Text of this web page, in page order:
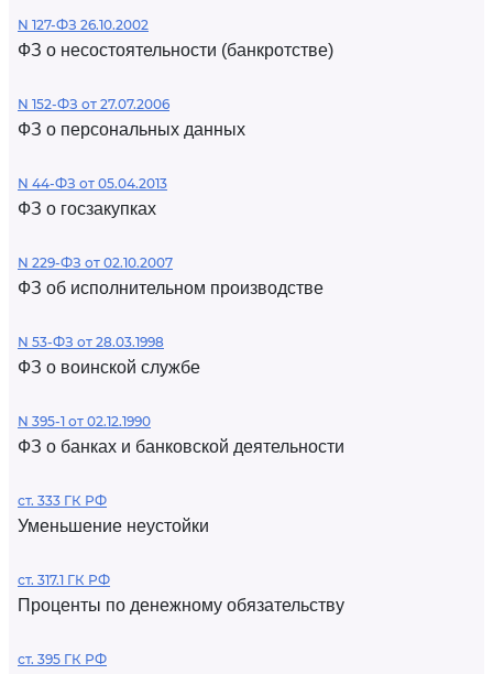
N 127-ФЗ 26.10.2002
ФЗ о несостоятельности (банкротстве)
N 152-ФЗ от 27.07.2006
ФЗ о персональных данных
N 44-ФЗ от 05.04.2013
ФЗ о госзакупках
N 229-ФЗ от 02.10.2007
ФЗ об исполнительном производстве
N 53-ФЗ от 28.03.1998
ФЗ о воинской службе
N 395-1 от 02.12.1990
ФЗ о банках и банковской деятельности
ст. 333 ГК РФ
Уменьшение неустойки
ст. 317.1 ГК РФ
Проценты по денежному обязательству
ст. 395 ГК РФ